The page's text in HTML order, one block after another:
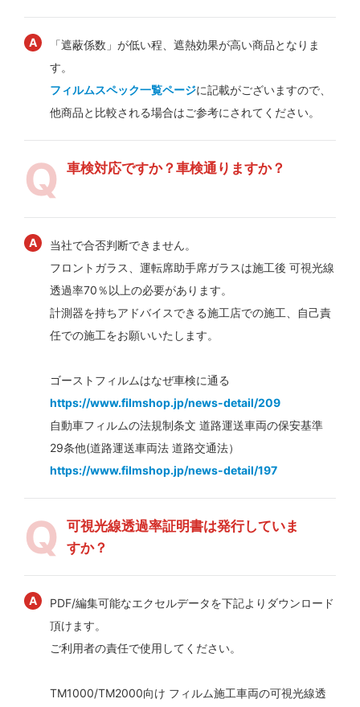
「遮蔽係数」が低い程、遮熱効果が高い商品となりま
す。
フィルムスペック一覧ページに記載がございますので、
他商品と比較される場合はご参考にされてください。
車検対応ですか？車検通りますか？
当社で合否判断できません。
フロントガラス、運転席助手席ガラスは施工後 可視光線
透過率70％以上の必要があります。
計測器を持ちアドバイスできる施工店での施工、自己責
任での施工をお願いいたします。
ゴーストフィルムはなぜ車検に通る
https://www.filmshop.jp/news-detail/209
自動車フィルムの法規制条文 道路運送車両の保安基準
29条他(道路運送車両法 道路交通法）
https://www.filmshop.jp/news-detail/197
可視光線透過率証明書は発行していま
すか？
PDF/編集可能なエクセルデータを下記よりダウンロード
頂けます。
ご利用者の責任で使用してください。
TM1000/TM2000向け フィルム施工車両の可視光線透